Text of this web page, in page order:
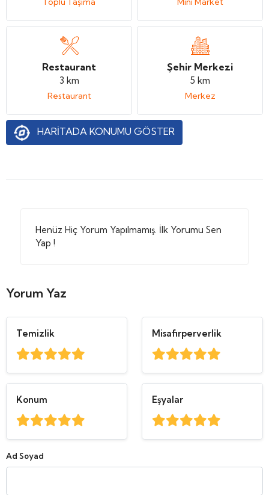
Restaurant
3 km
Restaurant
Şehir Merkezi
5 km
Merkez
HARİTADA KONUMU GÖSTER
Henüz Hiç Yorum Yapılmamış. İlk Yorumu Sen
Yap !
Yorum Yaz
Temizlik Misafirperverlik
Konum Eşyalar
Ad Soyad